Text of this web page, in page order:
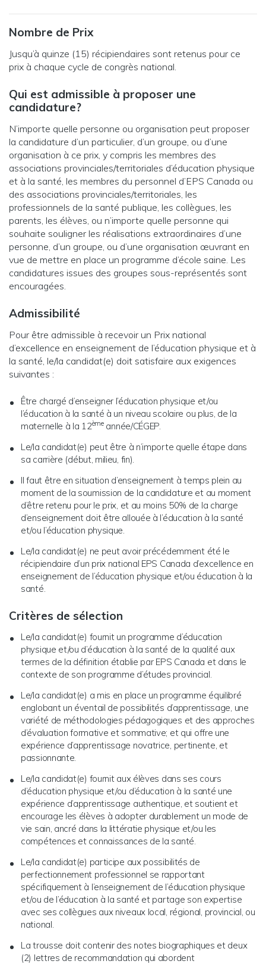
Nombre de Prix
Jusqu’à quinze (15) récipiendaires sont retenus pour ce
prix à chaque cycle de congrès national.
Qui est admissible à proposer une
candidature?
N’importe quelle personne ou organisation peut proposer
la candidature d’un particulier, d’un groupe, ou d’une
organisation à ce prix, y compris les membres des
associations provinciales/territoriales d’éducation physique
et à la santé, les membres du personnel d’EPS Canada ou
des associations provinciales/territoriales, les
professionnels de la santé publique, les collègues, les
parents, les élèves, ou n’importe quelle personne qui
souhaite souligner les réalisations extraordinaires d’une
personne, d’un groupe, ou d’une organisation œuvrant en
vue de mettre en place un programme d’école saine. Les
candidatures issues des groupes sous-représentés sont
encouragées.
Admissibilité
Pour être admissible à recevoir un Prix national
d’excellence en enseignement de l’éducation physique et à
la santé, le/la candidat(e) doit satisfaire aux exigences
suivantes :
Être chargé d’enseigner l’éducation physique et/ou
l’éducation à la santé à un niveau scolaire ou plus, de la
maternelle à la 12èmeannée/CÉGEP.
Le/la candidat(e) peut être à n’importe quelle étape dans
sa carrière (début, milieu, fin).
Il faut être en situation d’enseignement à temps plein au
moment de la soumission de la candidature et au moment
d’être retenu pour le prix, et au moins 50% de la charge
d’enseignement doit être allouée à l’éducation à la santé
et/ou l’éducation physique.
Le/la candidat(e) ne peut avoir précédemment été le
récipiendaire d’un prix national EPS Canada d’excellence en
enseignement de l’éducation physique et/ou éducation à la
santé.
Critères de sélection
Le/la candidat(e) fournit un programme d’éducation
physique et/ou d’éducation à la santé de la qualité aux
termes de la définition établie par EPS Canada et dans le
contexte de son programme d’études provincial.
Le/la candidat(e) a mis en place un programme équilibré
englobant un éventail de possibilités d’apprentissage, une
variété de méthodologies pédagogiques et des approches
d’évaluation formative et sommative; et qui offre une
expérience d’apprentissage novatrice, pertinente, et
passionnante.
Le/la candidat(e) fournit aux élèves dans ses cours
d’éducation physique et/ou d’éducation à la santé une
expérience d’apprentissage authentique, et soutient et
encourage les élèves à adopter durablement un mode de
vie sain, ancré dans la littératie physique et/ou les
compétences et connaissances de la santé.
Le/la candidat(e) participe aux possibilités de
perfectionnement professionnel se rapportant
spécifiquement à l’enseignement de l’éducation physique
et/ou de l’éducation à la santé et partage son expertise
avec ses collègues aux niveaux local, régional, provincial, ou
national.
La trousse doit contenir des notes biographiques et deux
(2) lettres de recommandation qui abordent